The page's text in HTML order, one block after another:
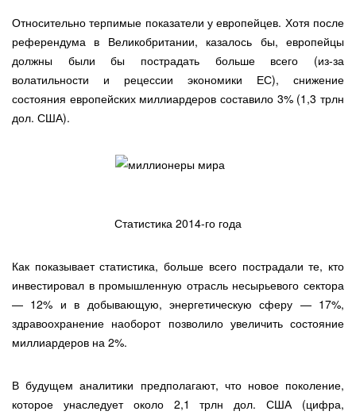
Относительно терпимые показатели у европейцев. Хотя после
референдума в Великобритании, казалось бы, европейцы
должны были бы пострадать больше всего (из-за
волатильности и рецессии экономики ЕС), снижение
состояния европейских миллиардеров составило 3% (1,3 трлн
дол. США).
Статистика 2014-го года
Как показывает статистика, больше всего пострадали те, кто
инвестировал в промышленную отрасль несырьевого сектора
— 12% и в добывающую, энергетическую сферу — 17%,
здравоохранение наоборот позволило увеличить состояние
миллиардеров на 2%.
В будущем аналитики предполагают, что новое поколение,
которое унаследует около 2,1 трлн дол. США (цифра,